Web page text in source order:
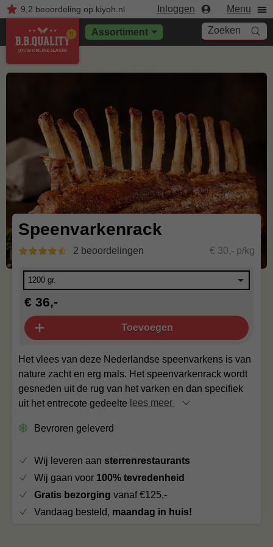
9,2 beoordelingop kiyoh.nl Inloggen Menu
Assortiment Zoeken
Speenvarkenrack
2 beoordelingen € 30,- p/kg
Het vlees van deze Nederlandse speenvarkens is van
nature zacht en erg mals. Het speenvarkenrack wordt
gesneden uit de rug van het varken en dan specifiek
uit het entrecote gedeelte lees meer
Bevroren geleverd
€ 36,-
Toevoegen
Wij leveren aan sterrenrestaurants
Wij gaan voor 100% tevredenheid
Gratis bezorging vanaf €125,-
Vandaag besteld, maandag in huis!